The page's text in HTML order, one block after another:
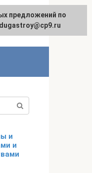
и
и
предложений по